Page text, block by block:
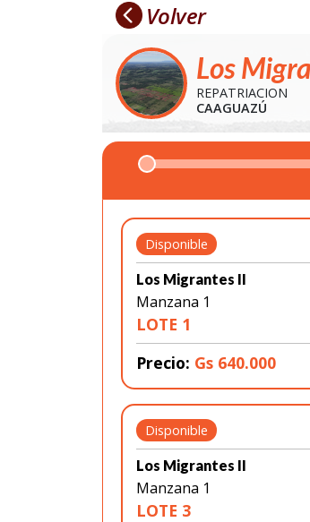
Volver
Los
REPATRIACION
CAAGUAZÚ
Disponible
Los Migrantes II
Manzana 1
LOTE 1
Precio: Gs 640.000
Disponible
Los Migrantes II
Manzana 1
LOTE 3